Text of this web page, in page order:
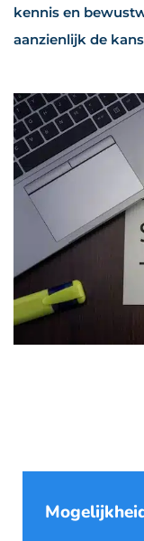
kennis en
aanzienlijk de